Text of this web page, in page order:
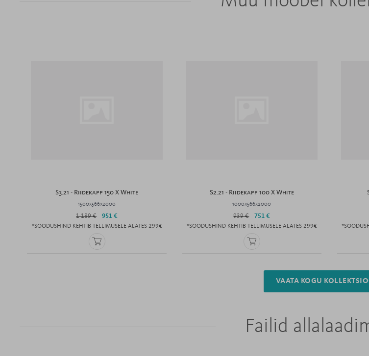
S3.21 - Riidekapp 150 X White
1500x566x2000
1 189 € 951 €
*SOODUSHIND KEHTIB TELLIMUSELE ALATES 299€
S2.21 - Riidekapp 100 X White
1000x566x2000
939 € 751 €
*SOODUSHIND KEHTIB TELLIMUSELE ALATES 299€
VAATA KOGU
Failid